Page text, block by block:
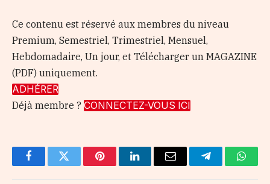
Ce contenu est réservé aux membres du niveau
Premium, Semestriel, Trimestriel, Mensuel,
Hebdomadaire, Un jour, et Télécharger un MAGAZINE
(PDF) uniquement.
ADHÉRER
Déjà membre ? CONNECTEZ-VOUS ICI
FacebookTwitter PinterestLinkedInEmail Telegram